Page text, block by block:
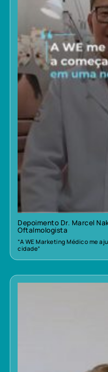
Depoimento Dr. Marcel
Oftalmologista
“A WE Marketing Médico me
cidade”